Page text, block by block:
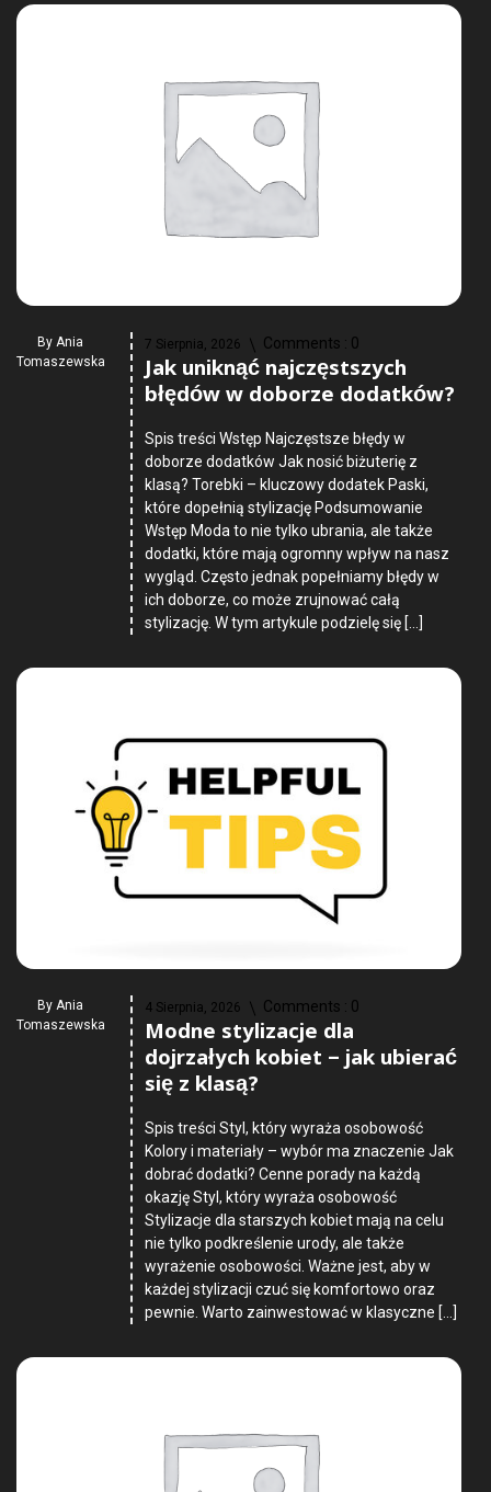
By Ania
Tomaszewska
7 Sierpnia, 2026 Comments : 0
Jak uniknąć najczęstszych
błędów w doborze dodatków?
Spis treści Wstęp Najczęstsze błędy w
doborze dodatków Jak nosić biżuterię z
klasą? Torebki – kluczowy dodatek Paski,
które dopełnią stylizację Podsumowanie
Wstęp Moda to nie tylko ubrania, ale także
dodatki, które mają ogromny wpływ na nasz
wygląd. Często jednak popełniamy błędy w
ich doborze, co może zrujnować całą
stylizację. W tym artykule podzielę się […]
By Ania
Tomaszewska
4 Sierpnia, 2026 Comments : 0
Modne stylizacje dla
dojrzałych kobiet – jak ubierać
się z klasą?
Spis treści Styl, który wyraża osobowość
Kolory i materiały – wybór ma znaczenie Jak
dobrać dodatki? Cenne porady na każdą
okazję Styl, który wyraża osobowość
Stylizacje dla starszych kobiet mają na celu
nie tylko podkreślenie urody, ale także
wyrażenie osobowości. Ważne jest, aby w
każdej stylizacji czuć się komfortowo oraz
pewnie. Warto zainwestować w klasyczne […]